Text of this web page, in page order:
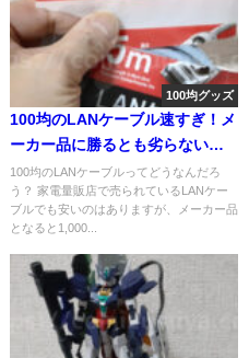
100均グッズ
100均のLANケーブル速すぎ！メ
ーカー品に勝るとも劣らない速
度は驚愕の●メガ！
100均のLANケーブルってどうなんだろ
う？ 家電量販店で売られているLANケー
ブルでも安いのはありますが、メーカー品
となると1,000...